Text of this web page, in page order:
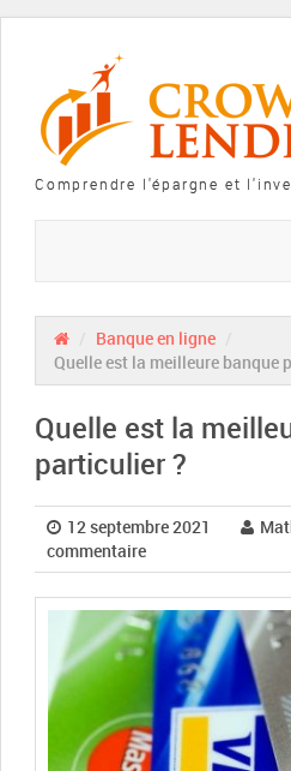
Comprendre l'épargne et
Banque en ligne
Quelle est la meilleure banque
Quelle est la
particulier ?
12 septembre 2021
commentaire